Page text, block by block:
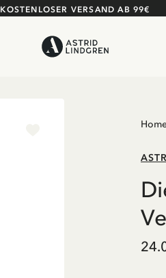
KOSTENLOSER VERSAND AB 99€